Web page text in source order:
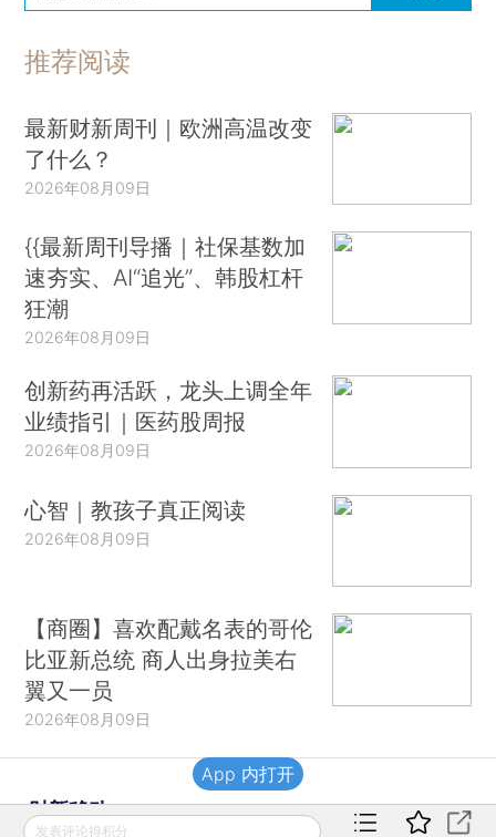
推荐阅读
最新财新周刊｜欧洲高温改变
了什么？
2026年08月09日
{{最新周刊导播｜社保基数加
速夯实、AI“追光”、韩股杠杆
狂潮
2026年08月09日
创新药再活跃，龙头上调全年
业绩指引｜医药股周报
2026年08月09日
心智｜教孩子真正阅读
2026年08月09日
【商圈】喜欢配戴名表的哥伦
比亚新总统 商人出身拉美右
翼又一员
2026年08月09日
财新移动
发表评论得积分
App 内打开